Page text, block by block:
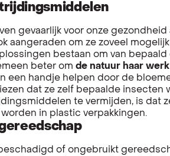
gevaarlijk voor onze
aangeraden om ze zoveel
bestaan om van
beter om de natuur haar
een handje helpen door de
dat ze zelf bepaalde insecten
te vermijden, is dat
in plastic verpakkingen.
beschadigd of ongebruikt